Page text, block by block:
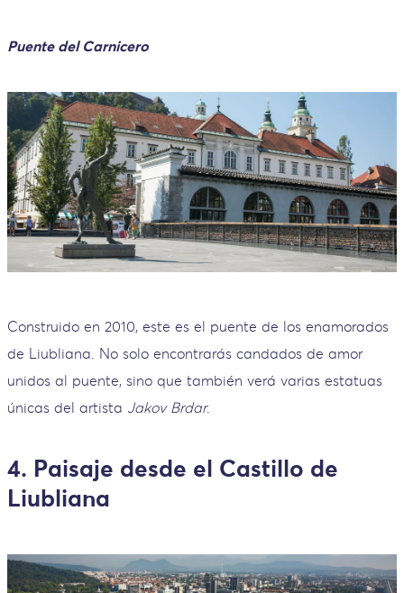
Puente del Carnicero
Construido en 2010, este es el puente de los enamorados
de Liubliana. No solo encontrarás candados de amor
unidos al puente, sino que también verá varias estatuas
únicas del artista Jakov Brdar.
4. Paisaje desde el Castillo de
Liubliana